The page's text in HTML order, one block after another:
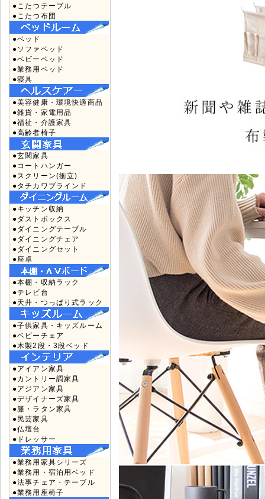
●こたつテーブル
●こたつ布団
●ベッド
●ソファベッド
●ベビーベッド
●業務用ベッド
●寝具
●美容健康・環境快適商品
●雑貨・家電用品
●福祉・介護家具
●高齢者椅子
●玄関家具
●コートハンガー
●スクリーン(衝立)
●タチカワブラインド
●キッチン収納
●ダストボックス
●ダイニングテーブル
●ダイニングチェア
●ダイニングセット
●座卓
●本棚・収納ラック
●テレビ台
●天井・つっぱり式ラック
●子供家具・キッズルーム
●ベビーチェア
●木製2段・3段ベッド
●アイアン家具
●カントリー調家具
●アジアン家具
●デザイナーズ家具
●籐・ラタン家具
●民芸家具
●仏壇台
●ドレッサー
●業務用家具シリーズ
●業務用・宿泊用ベッド
●法事チェア・テーブル
●業務用座椅子